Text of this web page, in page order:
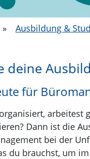
» Ausbildung &
deine
für
arbeitest
Dann ist die
bei der
du brauchst, um